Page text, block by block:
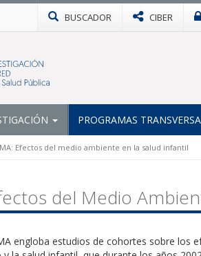
BUSCADOR CIBER
PROGRAMAS
Efectos del medio ambiente en la salud infantil
del Medio
engloba estudios de cohortes sobre los